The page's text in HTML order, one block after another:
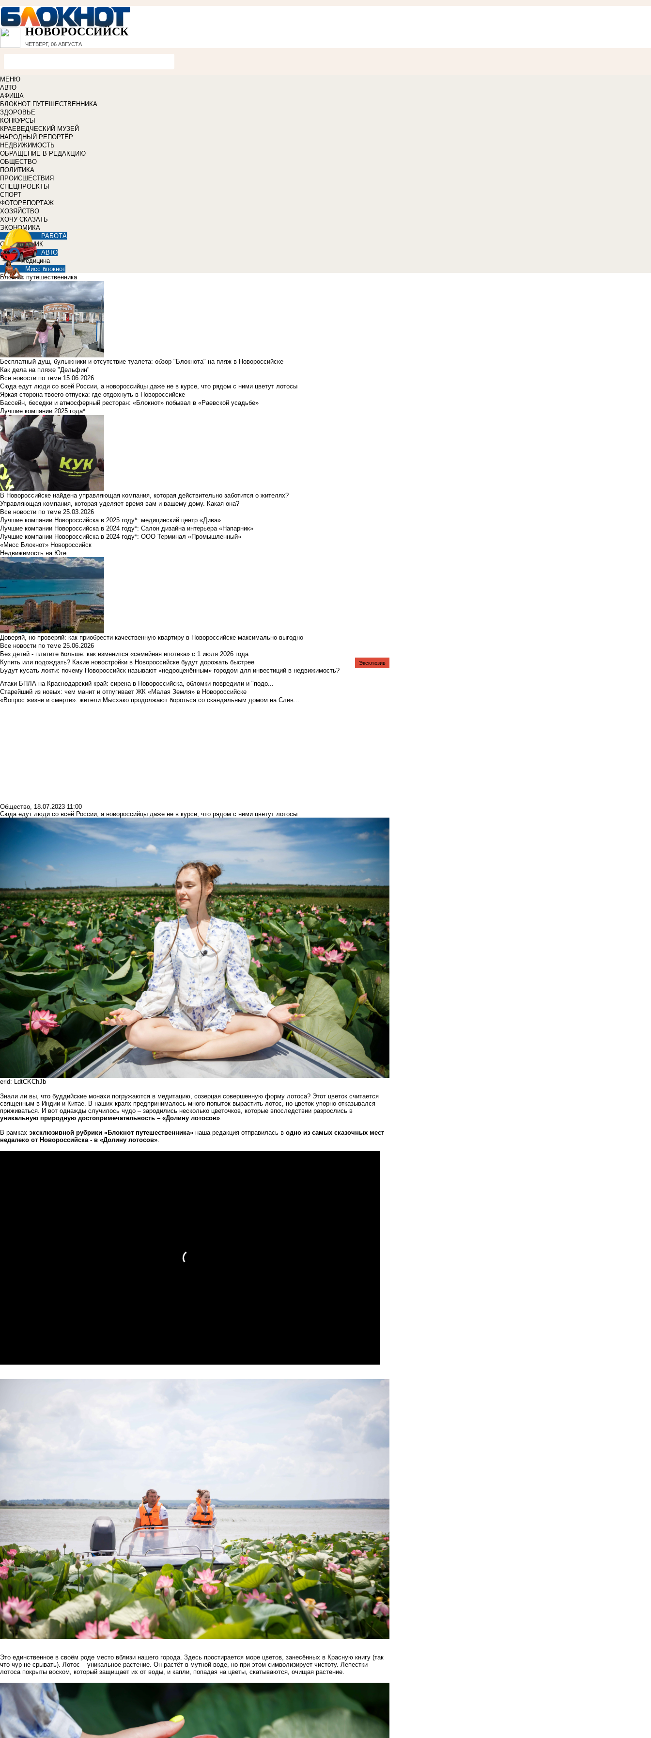
НОВОРОССИЙСК
ЧЕТВЕРГ, 06 АВГУСТА
МЕНЮ
АВТО
АФИША
БЛОКНОТ ПУТЕШЕСТВЕННИКА
ЗДОРОВЬЕ
КОНКУРСЫ
КРАЕВЕДЧЕСКИЙ МУЗЕЙ
НАРОДНЫЙ РЕПОРТЁР
НЕДВИЖИМОСТЬ
ОБРАЩЕНИЕ В РЕДАКЦИЮ
ОБЩЕСТВО
ПОЛИТИКА
ПРОИСШЕСТВИЯ
СПЕЦПРОЕКТЫ
СПОРТ
ФОТОРЕПОРТАЖ
ХОЗЯЙСТВО
ХОЧУ СКАЗАТЬ
ЭКОНОМИКА
РАБОТА
СПРАВОЧНИК
АВТО
Медицина
Мисс блокнот
Блокнот путешественника
Бесплатный душ, булыжники и отсутствие туалета: обзор "Блокнота" на пляж в Новороссийске
Как дела на пляже "Дельфин"
Все новости по теме 15.06.2026
Сюда едут люди со всей России, а новороссийцы даже не в курсе, что рядом с ними цветут лотосы
Яркая сторона твоего отпуска: где отдохнуть в Новороссийске
Бассейн, беседки и атмосферный ресторан: «Блокнот» побывал в «Раевской усадьбе»
Лучшие компании 2025 года*
В Новороссийске найдена управляющая компания, которая действительно заботится о жителях?
Управляющая компания, которая уделяет время вам и вашему дому. Какая она?
Все новости по теме 25.03.2026
Лучшие компании Новороссийска в 2025 году*: медицинский центр «Дива»
Лучшие компании Новороссийска в 2024 году*: Салон дизайна интерьера «Напарник»
Лучшие компании Новороссийска в 2024 году*: ООО Терминал «Промышленный»
«Мисс Блокнот» Новороссийск
Недвижимость на Юге
Доверяй, но проверяй: как приобрести качественную квартиру в Новороссийске максимально выгодно
Все новости по теме 25.06.2026
Без детей - платите больше: как изменится «семейная ипотека» с 1 июля 2026 года
Купить или подождать? Какие новостройки в Новороссийске будут дорожать быстрее
Будут кусать локти: почему Новороссийск называют «недооценённым» городом для инвестиций в недвижимость?
Атаки БПЛА на Краснодарский край: сирена в Новороссийска, обломки повредили и "подо...
Старейший из новых: чем манит и отпугивает ЖК «Малая Земля» в Новороссийске
Эксклюзив
«Вопрос жизни и смерти»: жители Мысхако продолжают бороться со скандальным домом на Слив...
Общество, 18.07.2023 11:00
Сюда едут люди со всей России, а новороссийцы даже не в курсе, что рядом с ними цветут лотосы
erid: LdtCKChJb
Знали ли вы, что буддийские монахи погружаются в медитацию, созерцая совершенную форму лотоса? Этот цветок считается
священным в Индии и Китае. В наших краях предпринималось много попыток вырастить лотос, но цветок упорно отказывался
приживаться. И вот однажды случилось чудо – зародились несколько цветочков, которые впоследствии разрослись в
уникальную природную достопримечательность – «Долину лотосов»
В рамках эксклюзивной рубрики «Блокнот путешественника» наша редакция отправилась в одно из самых сказочных мест
недалеко от Новороссийска - в «Долину лотосов»
Это единственное в своём роде место вблизи нашего города. Здесь простирается море цветов, занесённых в Красную книгу (так
что чур не срывать). Лотос – уникальное растение. Он растёт в мутной воде, но при этом символизирует чистоту. Лепестки
лотоса покрыты воском, который защищает их от воды, и капли, попадая на цветы, скатываются, очищая растение.